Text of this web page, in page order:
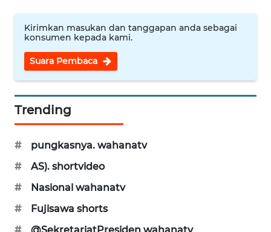
Kirimkan masukan dan tanggapan anda sebagai
konsumen kepada kami.
Suara Pembaca
Trending
#
pungkasnya. wahanatv
#
AS). shortvideo
#
Nasional wahanatv
#
Fujisawa shorts
WN
PURWAKARTA
WN
PRIANGAN
TIMUR
WN
SEMARANG
WN
SOLO
WN
BOROBUDUR